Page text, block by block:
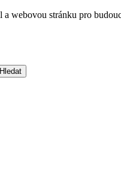
webovou stránku pro